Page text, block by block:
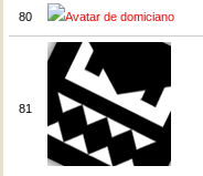
80
81